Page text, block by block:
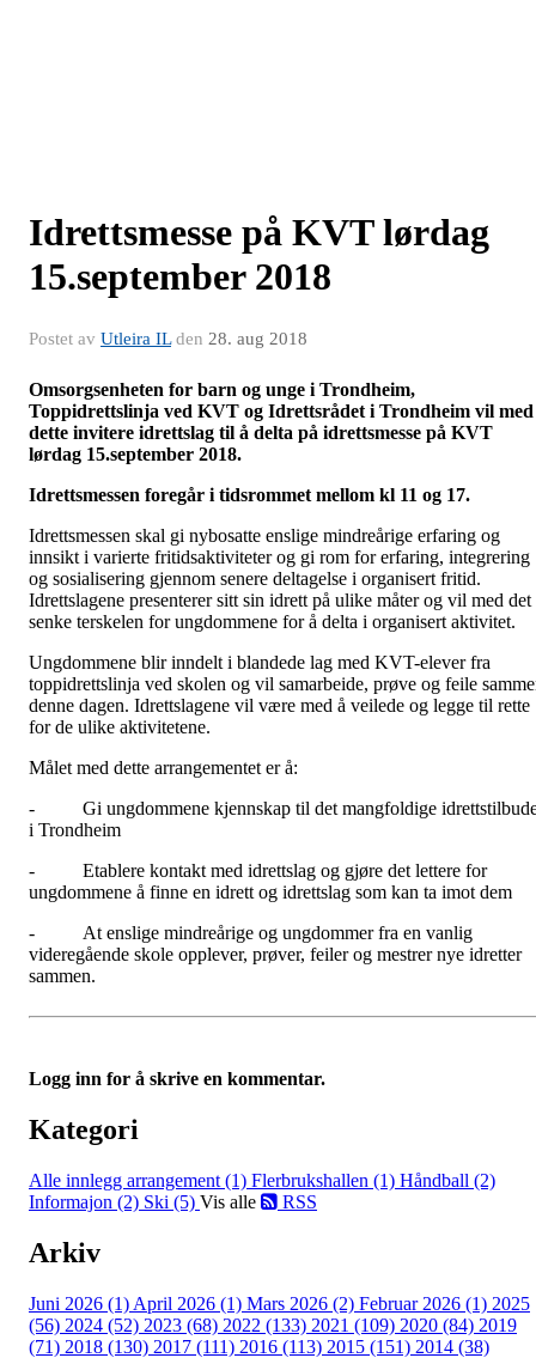
Idrettsmesse på KVT lørdag
15.september 2018
Postet av Utleira ILden 28. aug 2018
Omsorgsenheten for barn og unge i Trondheim,
Toppidrettslinja ved KVT og Idrettsrådet i Trondheim vil med
dette invitere idrettslag til å delta på idrettsmesse på KVT
lørdag 15.september 2018.
Idrettsmessen foregår i tidsrommet mellom kl 11 og 17.
Idrettsmessen skal gi nybosatte enslige mindreårige erfaring og
innsikt i varierte fritidsaktiviteter og gi rom for erfaring, integrering
og sosialisering gjennom senere deltagelse i organisert fritid.
Idrettslagene presenterer sitt sin idrett på ulike måter og vil med det
senke terskelen for ungdommene for å delta i organisert aktivitet.
Ungdommene blir inndelt i blandede lag med KVT-elever fra
toppidrettslinja ved skolen og vil samarbeide, prøve og feile
denne dagen. Idrettslagene vil være med å veilede og legge til rette
for de ulike aktivitetene.
Målet med dette arrangementet er å:
- Gi ungdommene kjennskap til det mangfoldige
i Trondheim
- Etablere kontakt med idrettslag og gjøre det lettere for
ungdommene å finne en idrett og idrettslag som kan ta imot dem
- At enslige mindreårige og ungdommer fra en vanlig
videregående skole opplever, prøver, feiler og mestrer nye idretter
sammen.
Logg inn for å skrive en kommentar.
Kategori
Alle innlegg arrangement (1) Flerbrukshallen (1) Håndball (2)
Informajon (2) Ski (5) Vis alle RSS
Arkiv
Juni 2026 (1) April 2026 (1) Mars 2026 (2) Februar 2026 (1) 2025
(56) 2024 (52) 2023 (68) 2022 (133) 2021 (109) 2020 (84) 2019
(71) 2018 (130) 2017 (111) 2016 (113) 2015 (151) 2014 (38)